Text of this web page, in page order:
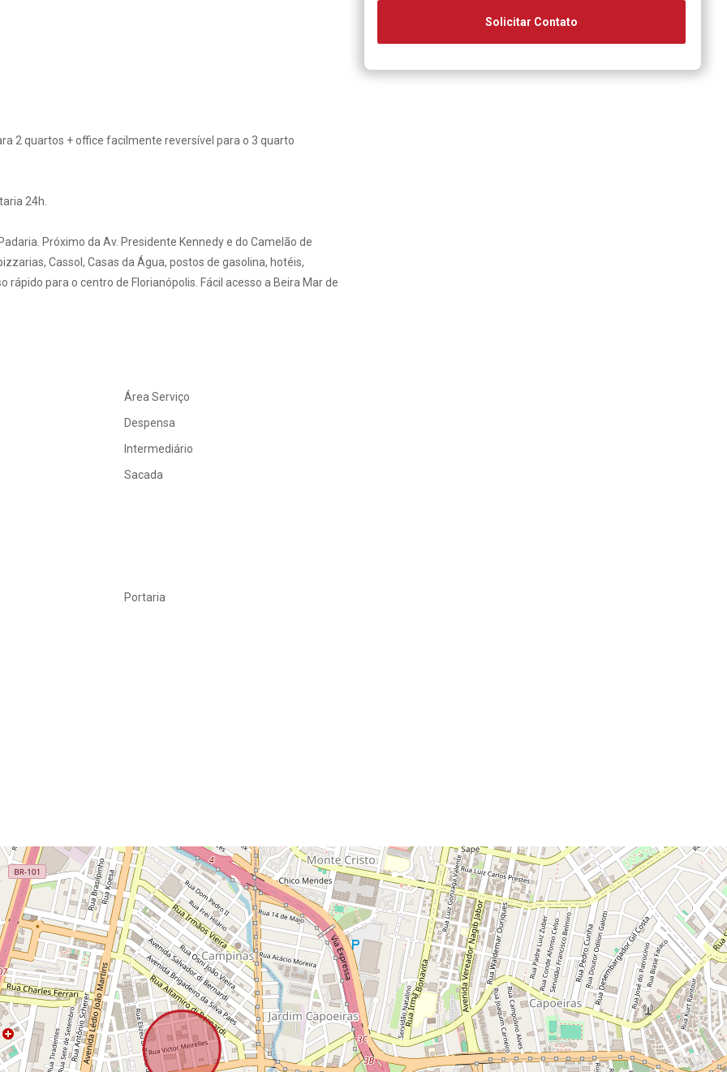
2 quartos + office facilmente reversível para o 3 quarto
24h.
Próximo da Av. Presidente Kennedy e do Camelão de
Cassol, Casas da Água, postos de gasolina, hotéis,
para o centro de Florianópolis. Fácil acesso a Beira Mar de
Área Serviço
Despensa
Intermediário
Sacada
Portaria
Solicitar Contato